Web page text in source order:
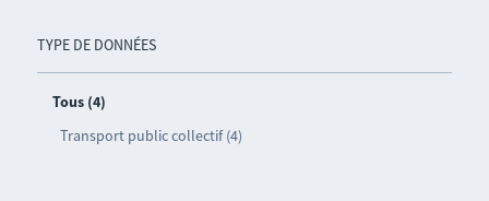
TYPE DE DONNÉES
Tous (4)
Transport public collectif (4)